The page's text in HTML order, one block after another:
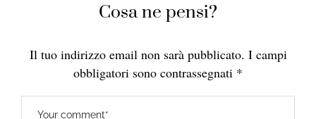
Cosa ne pensi?
Il tuo indirizzo email non sarà pubblicato. I campi
obbligatori sono contrassegnati *